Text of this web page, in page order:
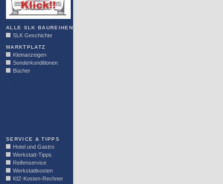
ALLE SLK BAUREIHEN
SLK Geschichte
MARKTPLATZ
Kleinanzeigen
Sonderkonditionen
Bücher
SERVICE & TIPPS
Hotel und Gastro
Werkstatt-Tipps
Reifenservice
Werkstattkosten
KfZ-Kosten-Rechner